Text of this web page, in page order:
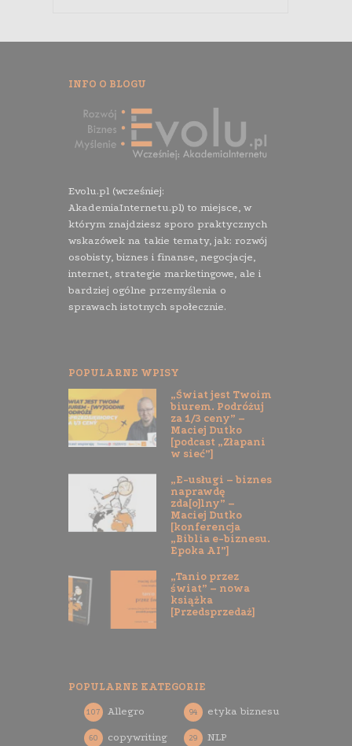
INFO O BLOGU
Evolu.pl (wcześniej:
AkademiaInternetu.pl) to miejsce, w
którym znajdziesz sporo praktycznych
wskazówek na takie tematy, jak: rozwój
osobisty, biznes i finanse, negocjacje,
internet, strategie marketingowe, ale i
bardziej ogólne przemyślenia o
sprawach istotnych społecznie.
POPULARNE WPISY
„Świat jest Twoim
biurem. Podróżuj
za 1/3 ceny” –
Maciej Dutko
[podcast „Złapani
w sieć”]
„E-usługi – biznes
naprawdę
zda[o]lny” –
Maciej Dutko
[konferencja
„Biblia e-biznesu.
Epoka AI”]
„Tanio przez
świat” – nowa
książka
[Przedsprzedaż]
POPULARNE KATEGORIE
Allegro
107
copywriting
60
etyka biznesu
94
NLP
29